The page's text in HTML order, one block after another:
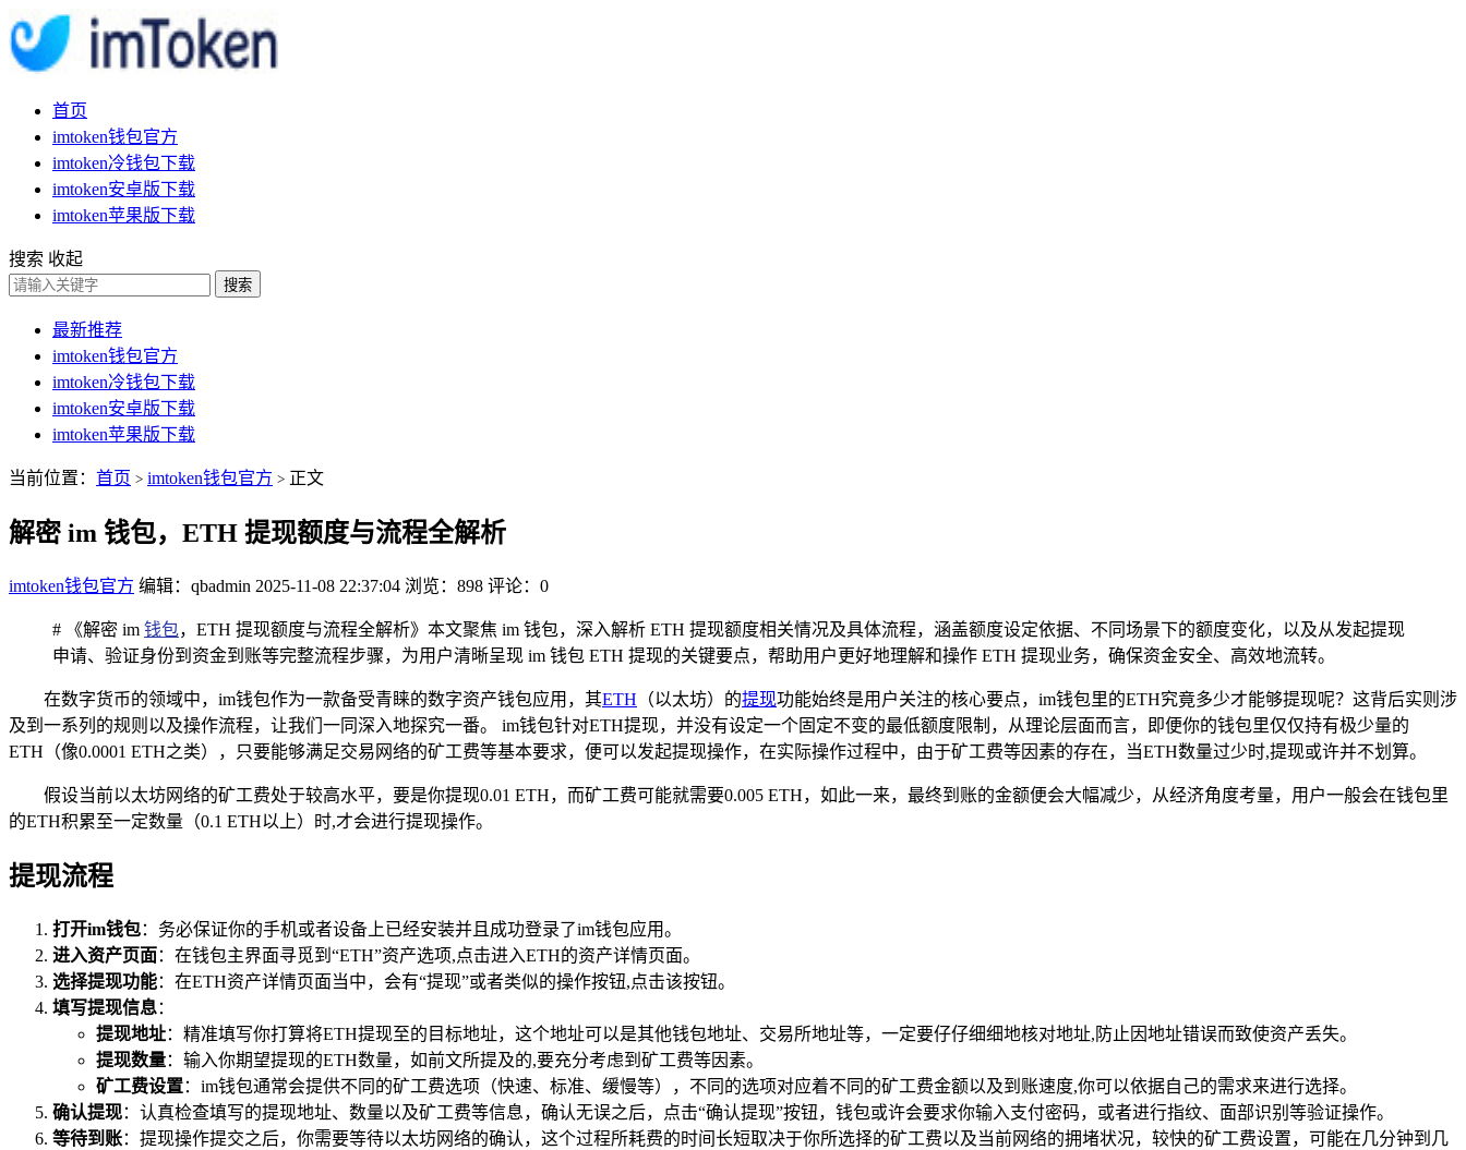
首页
imtoken钱包官方
imtoken冷钱包下载
imtoken安卓版下载
imtoken苹果版下载
搜索 收起
搜索
最新推荐
imtoken钱包官方
imtoken冷钱包下载
imtoken安卓版下载
imtoken苹果版下载
当前位置： 首页 > imtoken钱包官方 > 正文
解密 im 钱包，ETH 提现额度与流程全解析
imtoken钱包官方 编辑：qbadmin 2025-11-08 22:37:04 浏览：898 评论：0
# 《解密 im 钱包，ETH 提现额度与流程全解析》本文聚焦 im 钱包，深入解析 ETH 提现额度相关情况及具体流程，涵盖额度设定依据、不同场景下的额度变化，以及从发起提现
申请、验证身份到资金到账等完整流程步骤，为用户清晰呈现 im 钱包 ETH 提现的关键要点，帮助用户更好地理解和操作 ETH 提现业务，确保资金安全、高效地流转。
在数字货币的领域中，im钱包作为一款备受青睐的数字资产钱包应用，其ETH （以太坊）的提现功能始终是用户关注的核心要点，im钱包里的ETH究竟多少才能够提现呢？这背后实则涉
及到一系列的规则以及操作流程，让我们一同深入地探究一番。 im钱包针对ETH提现，并没有设定一个固定不变的最低额度限制，从理论层面而言，即便你的钱包里仅仅持有极少量的
ETH（像0.0001 ETH之类），只要能够满足交易网络的矿工费等基本要求，便可以发起提现操作，在实际操作过程中，由于矿工费等因素的存在，当ETH数量过少时,提现或许并不划算。
假设当前以太坊网络的矿工费处于较高水平，要是你提现0.01 ETH，而矿工费可能就需要0.005 ETH，如此一来，最终到账的金额便会大幅减少，从经济角度考量，用户一般会在钱包里
的ETH积累至一定数量（0.1 ETH以上）时,才会进行提现操作。
提现流程
打开im钱包：务必保证你的手机或者设备上已经安装并且成功登录了im钱包应用。
进入资产页面：在钱包主界面寻觅到“ETH”资产选项,点击进入ETH的资产详情页面。
选择提现功能：在ETH资产详情页面当中，会有“提现”或者类似的操作按钮,点击该按钮。
填写提现信息：
提现地址：精准填写你打算将ETH提现至的目标地址，这个地址可以是其他钱包地址、交易所地址等，一定要仔仔细细地核对地址,防止因地址错误而致使资产丢失。
提现数量：输入你期望提现的ETH数量，如前文所提及的,要充分考虑到矿工费等因素。
矿工费设置：im钱包通常会提供不同的矿工费选项（快速、标准、缓慢等），不同的选项对应着不同的矿工费金额以及到账速度,你可以依据自己的需求来进行选择。
确认提现：认真检查填写的提现地址、数量以及矿工费等信息，确认无误之后，点击“确认提现”按钮，钱包或许会要求你输入支付密码，或者进行指纹、面部识别等验证操作。
等待到账：提现操作提交之后，你需要等待以太坊网络的确认，这个过程所耗费的时间长短取决于你所选择的矿工费以及当前网络的拥堵状况，较快的矿工费设置，可能在几分钟到几